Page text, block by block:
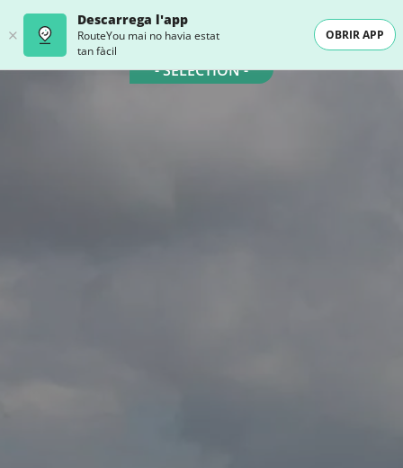
Descarrega l'app
RouteYou mai no havia estat
tan fàcil
OBRIR APP
- SELECTION -